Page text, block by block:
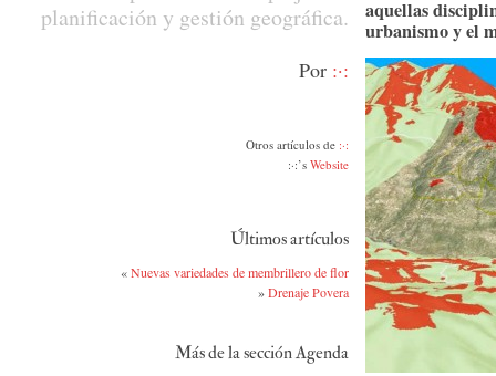
planificación y gestión geográfica.
Por :·:
Otros artículos de :·:
:·:’s Website
Últimos artículos
«Nuevas variedades de membrillero de flor
»Drenaje Povera
Más de la sección Agenda
aquellas
urbanismo y el